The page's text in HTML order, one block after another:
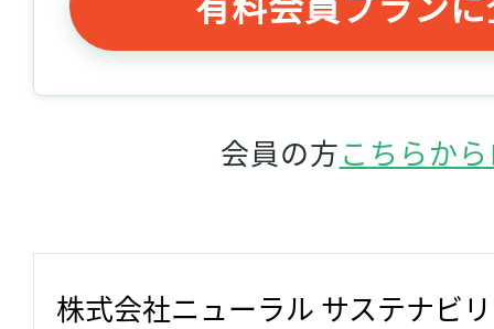
会員の方こちらか
株式会社ニューラル サステナビ